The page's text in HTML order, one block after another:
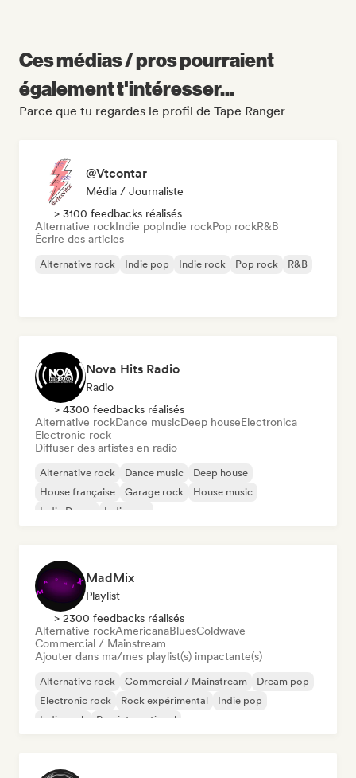
Ces médias / pros pourraient
également t'intéresser...
Parce que tu regardes le profil de Tape Ranger
@Vtcontar
Média / Journaliste
> 3100 feedbacks réalisés
Alternative rockIndie popIndie rockPop rockR&B
Écrire des articles
Alternative rock Indie pop Indie rock Pop rock R&B
Nova Hits Radio
Radio
> 4300 feedbacks réalisés
Alternative rockDance musicDeep houseElectronica
Electronic rock
Diffuser des artistes en radio
Alternative rock Dance music
Deep house
House française
Garage rock
House music
Indie Dance
Indie pop
MadMix
Playlist
> 2300 feedbacks réalisés
Alternative rockAmericanaBluesColdwave
Commercial / Mainstream
Ajouter dans ma/mes playlist(s) impactante(s)
Alternative rock Commercial / Mainstream
Dream pop
Electronic rock
Rock expérimental
Indie pop
Indie rock
Pop international